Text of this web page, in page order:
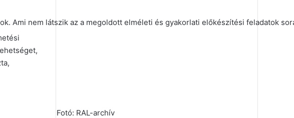
Ami nem látszik az a megoldott elméleti és gyakorlati előkészítési feladatok
Fotó: RAL-archív